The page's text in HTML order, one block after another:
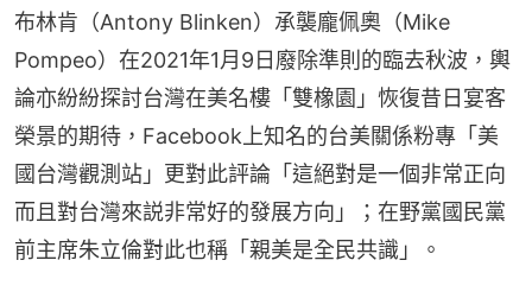
布林肯（Antony Blinken）承襲龐佩奧（Mike
Pompeo）在2021年1月9日廢除準則的臨去秋波，輿
論亦紛紛探討台灣在美名樓「雙橡園」恢復昔日宴客
榮景的期待，Facebook上知名的台美關係粉專「美
國台灣觀測站」更對此評論「這絕對是一個非常正向
而且對台灣來説非常好的發展方向」；在野黨國民黨
前主席朱立倫對此也稱「親美是全民共識」。